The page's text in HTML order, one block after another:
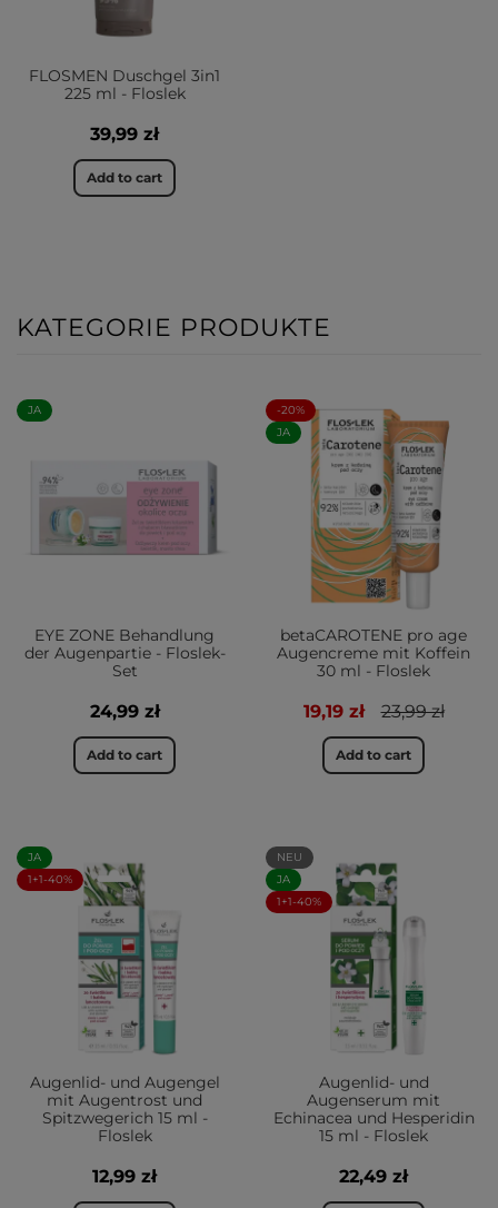
FLOSMEN Duschgel 3in1
225 ml - Floslek
39,99 zł
Add to cart
KATEGORIE PRODUKTE
JA
EYE ZONE Behandlung
der Augenpartie - Floslek-
Set
24,99 zł
Add to cart
-20%
JA
betaCAROTENE pro age
Augencreme mit Koffein
30 ml - Floslek
19,19 zł 23,99 zł
Add to cart
JA
1+1-40%
Augenlid- und Augengel
mit Augentrost und
Spitzwegerich 15 ml -
Floslek
12,99 zł
NEU
JA
1+1-40%
Augenlid- und
Augenserum mit
Echinacea und Hesperidin
15 ml - Floslek
22,49 zł